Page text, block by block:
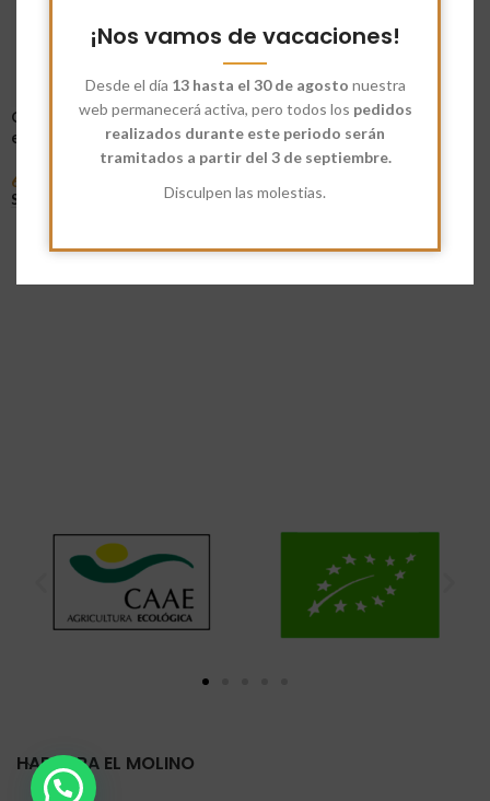
¡Nos vamos de vacaciones!
Desde el día 13 hasta el 30 de agosto nuestra
web permanecerá activa, pero todos los pedidos
realizados durante este periodo serán
tramitados a partir del 3 de septiembre.
Disculpen las molestias.
Cardamomo en vaina
ecológico
6,65
Seleccionar Opciones
HARINERA EL MOLINO